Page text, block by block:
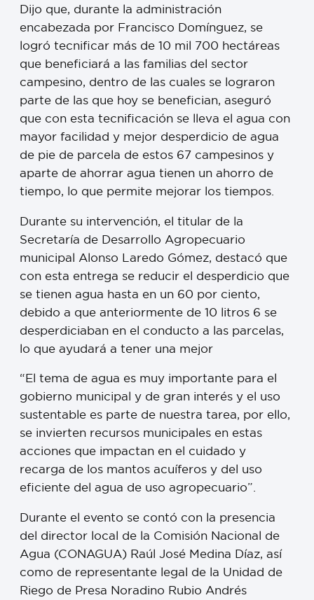
Dijo que, durante la administración
encabezada por Francisco Domínguez, se
logró tecnificar más de 10 mil 700 hectáreas
que beneficiará a las familias del sector
campesino, dentro de las cuales se lograron
parte de las que hoy se benefician, aseguró
que con esta tecnificación se lleva el agua con
mayor facilidad y mejor desperdicio de agua
de pie de parcela de estos 67 campesinos y
aparte de ahorrar agua tienen un ahorro de
tiempo, lo que permite mejorar los tiempos.
Durante su intervención, el titular de la
Secretaría de Desarrollo Agropecuario
municipal Alonso Laredo Gómez, destacó que
con esta entrega se reducir el desperdicio que
se tienen agua hasta en un 60 por ciento,
debido a que anteriormente de 10 litros 6 se
desperdiciaban en el conducto a las parcelas,
lo que ayudará a tener una mejor
“El tema de agua es muy importante para el
gobierno municipal y de gran interés y el uso
sustentable es parte de nuestra tarea, por ello,
se invierten recursos municipales en estas
acciones que impactan en el cuidado y
recarga de los mantos acuíferos y del uso
eficiente del agua de uso agropecuario”.
Durante el evento se contó con la presencia
del director local de la Comisión Nacional de
Agua (CONAGUA) Raúl José Medina Díaz, así
como de representante legal de la Unidad de
Riego de Presa Noradino Rubio Andrés